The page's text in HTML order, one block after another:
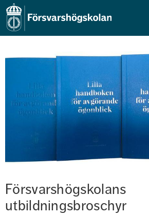
Försvarshögskolans
utbildningsbroschyr